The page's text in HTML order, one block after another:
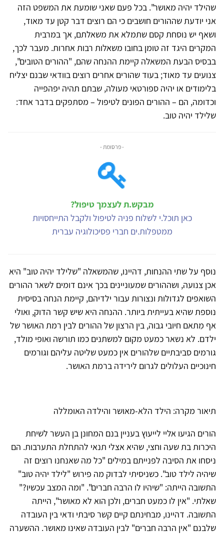
שהילד יהיה מאושר". בכל פעם שאני שומעת את המשפט הזה
אני יודעת שההורים חושבים כי הם רוצים דבר קטן עד מאוד,
ושאף יש נוסחת קסם שתמלא את משאלתם, אך במרבית
המקרים היגד זה טומן בחובו משאלות רבות אחרות. מעבר לכך,
בבסיס הבעת המשאלה קיימת ההנחה שהם, "ההורים הטובים",
צנועים עד מאוד; בעוד שהורים אחרים רוצים בוודאי שבנם יצליח
בלימודים או יהיה ספורטאי מעולה, שבתם תהיה יפהפייה
וכדומה, הם – ההורים הפונים לטיפול – מסתפקים בדבר אחד:
שלילד יהיה טוב.
- פרסומת -
מבקש.ת לעצמך טיפול?
כאן תוכל.י לשלוח פניה לטיפול ולקבל התייחסויות
ממטפלות.ים חברי פסיכולוגיה עברית
נוסף על שתי ההנחות, דהיינו, שהמשאלה "שלילד יהיה טוב" היא
אכן צנועה, ושההורים שמעוניינים בכך אינם דומים לשאר ההורים
השואפים לגדולות ונצורות עבור ילדיהם, קיימת הנחה בסיסית
נוספת שהיא בעייתית ביותר. ההנחה היא שיש קשר הדוק, ואולי
אף מִתאם חיובי גבוה, בין הרצון של ההורים לבין רמת האושר של
ילדם. לא נשאר כמעט מקום למשתנים כמו תורשה ואופי מולד,
גורמים סביבתיים שלהורים אין כמעט שליטה עליהם וגורמים
חינוכיים העלולים לגרום לירידה ברמת האושר.
תיאור מקרה: הילד הלא-מאושר והילדה האומללה
הורים הגיעו אליי לייעוץ בעניין בנם המחונן בן העשר לשיחת
היכרות בת שעה וחצי, שהיא אצלי תנאי להתחלת התערבות. הם
ניסחו את הסיבה לפנייתם במילים "כל מה שאנחנו רוצים זה
שיהיה לילד טוב". כשניסיתי לבדוק מה פירוש "לילד יהיה טוב"
התשובה הייתה: "שיהיו לו הרבה חברים". "ומה המצב עכשיו?"
שאלתי. "אין לו כמעט חברים, ולכן הוא לא מאושר", הייתה
התשובה. דהיינו, מבחינתם קיים קשר סיבתי ודאי בין העובדה
שלבנם "אין הרבה חברים" לבין העובדה שאינו מאושר. ההשערה